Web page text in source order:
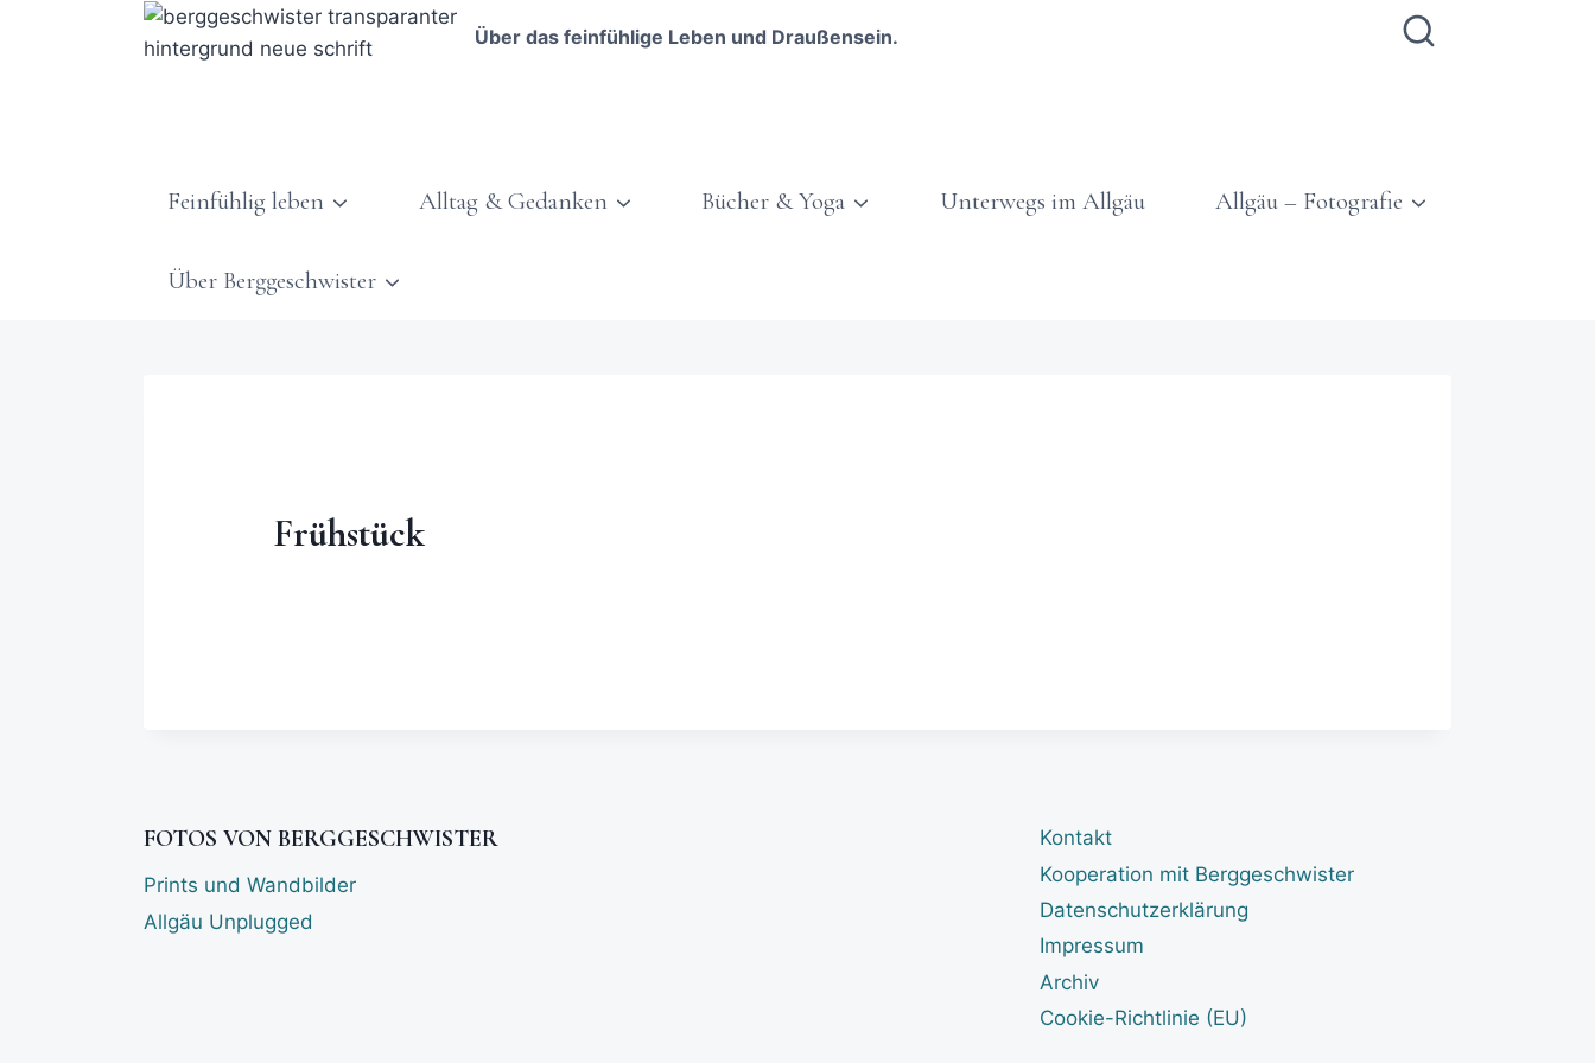
Über das feinfühlige Leben und Draußensein.
Feinfühlig leben Alltag & Gedanken Bücher & Yoga Unterwegs im Allgäu Allgäu – Fotografie
Über Berggeschwister
Frühstück
FOTOS VON BERGGESCHWISTER
Prints und Wandbilder
Allgäu Unplugged
Kontakt
Kooperation mit Berggeschwister
Datenschutzerklärung
Impressum
Archiv
Cookie-Richtlinie (EU)